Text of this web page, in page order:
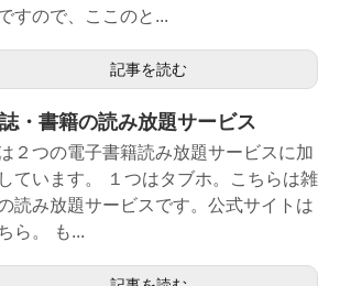
すので、ここのと...
記事を読む
・書籍の読み放題サービス
２つの電子書籍読み放題サービスに加
ています。 １つはタブホ。こちらは雑
読み放題サービスです。公式サイトは
ら。 も...